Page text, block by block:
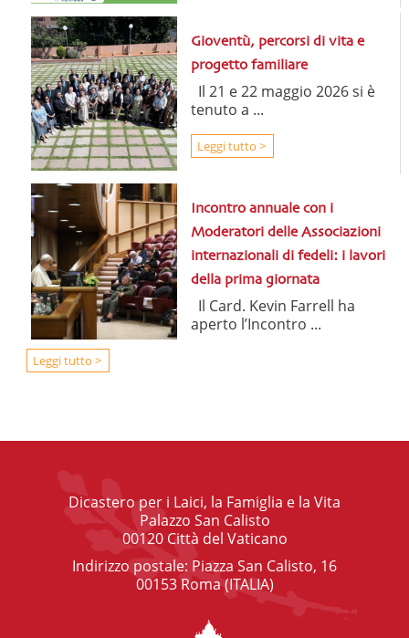
Gioventù, percorsi di vita e
progetto familiare
Il 21 e 22 maggio 2026 si è
tenuto a ...
Leggi tutto >
Incontro annuale con i
Moderatori delle Associazioni
internazionali di fedeli: i lavori
della prima giornata
Il Card. Kevin Farrell ha
aperto l’Incontro ...
Leggi tutto >
Dicastero per i Laici, la Famiglia e la Vita
Palazzo San Calisto
00120 Città del Vaticano
Indirizzo postale: Piazza San Calisto, 16
00153 Roma (ITALIA)